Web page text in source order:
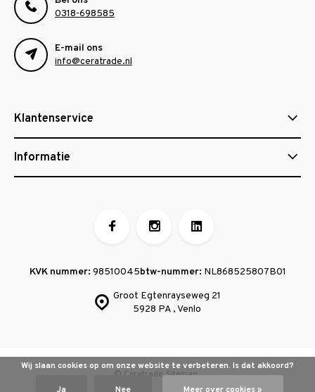
0318-698585
E-mail ons
info@ceratrade.nl
Klantenservice
Informatie
Groot Egtenrayseweg 21
5928 PA , Venlo
KVK nummer: 98510045btw-nummer: NL868525807B01
© Ceratrade Sitemap
Wij slaan cookies op om onze website te verbeteren. Is dat akkoord?